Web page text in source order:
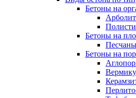
Бетоны на
Арболит
Бетоны на
Бетоны на